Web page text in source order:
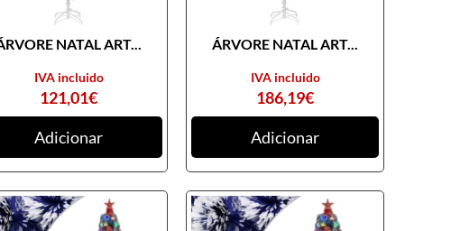
NATAL ART...
121,01€
IVA incluido
Adicionar
ÁRVORE NATAL ART...
186,19€
IVA incluido
Adicionar